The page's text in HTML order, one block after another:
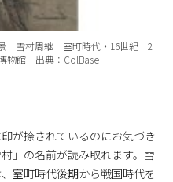
雪村周継 室町時代・16世紀 2
物館 出典：ColBase
が捺されているのにお気づき
」の名前が読み取れます。雪
室町時代後期から戦国時代を